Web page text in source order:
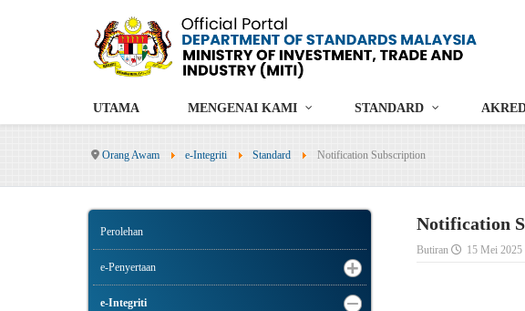
UTAMA MENGENAI KAMI STANDARD
Orang Awam e-Integriti Standard Notification Subscription
Perolehan
e-Penyertaan
e-Integriti
Notification
Butiran 15 Mei 2025